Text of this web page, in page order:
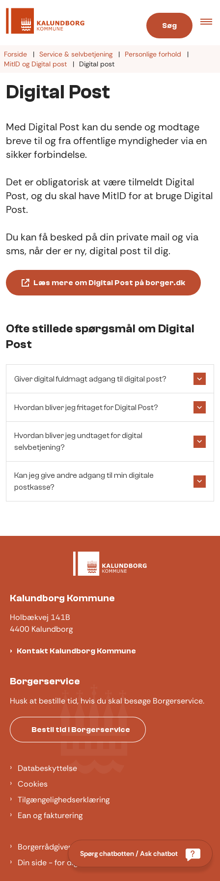
Søg
Forside Service & selvbetjening
Personlige forhold
MitID og Digital post
Digital post
Digital Post
Med Digital Post kan du sende og modtage
breve til og fra offentlige myndigheder via en
sikker forbindelse.
Det er obligatorisk at være tilmeldt Digital
Post, og du skal have MitID for at bruge Digital
Post.
Du kan få besked på din private mail og via
sms, når der er ny, digital post til dig.
Læs mere om Digital Post på borger.dk
Ofte stillede spørgsmål om Digital
Post
Giver digital fuldmagt adgang til digital post?
Hvordan bliver jeg fritaget for Digital Post?
Hvordan bliver jeg undtaget for digital
selvbetjening?
Kan jeg give andre adgang til min digitale
postkasse?
Kalundborg Kommune
Holbækvej 141B
4400 Kalundborg
Kontakt Kalundborg Kommune
Borgerservice
Husk at bestille tid, hvis du skal besøge Borgerservice.
Bestil tid i Borgerservice
Databeskyttelse
Cookies
Tilgængelighedserklæring
Ean og fakturering
Borgerrådgiver
Din side - for dig der er barn eller ung
Spørg chatbotten / Ask chatbot